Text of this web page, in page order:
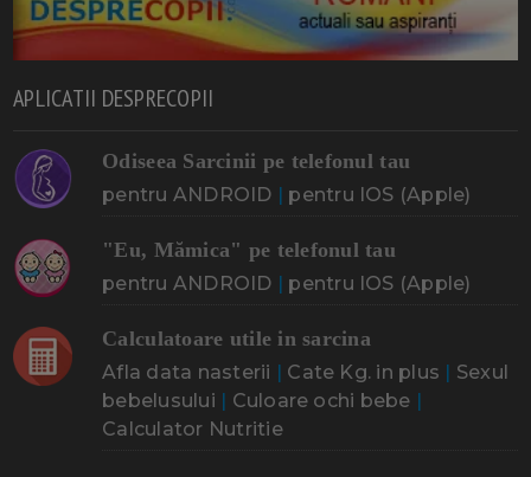
APLICATII DESPRECOPII
Odiseea Sarcinii pe telefonul tau
pentru ANDROID | pentru IOS (Apple)
"Eu, Mămica" pe telefonul tau
pentru ANDROID | pentru IOS (Apple)
Calculatoare utile in sarcina
Afla data nasterii | Cate Kg. in plus | Sexul
bebelusului | Culoare ochi bebe |
Calculator Nutritie